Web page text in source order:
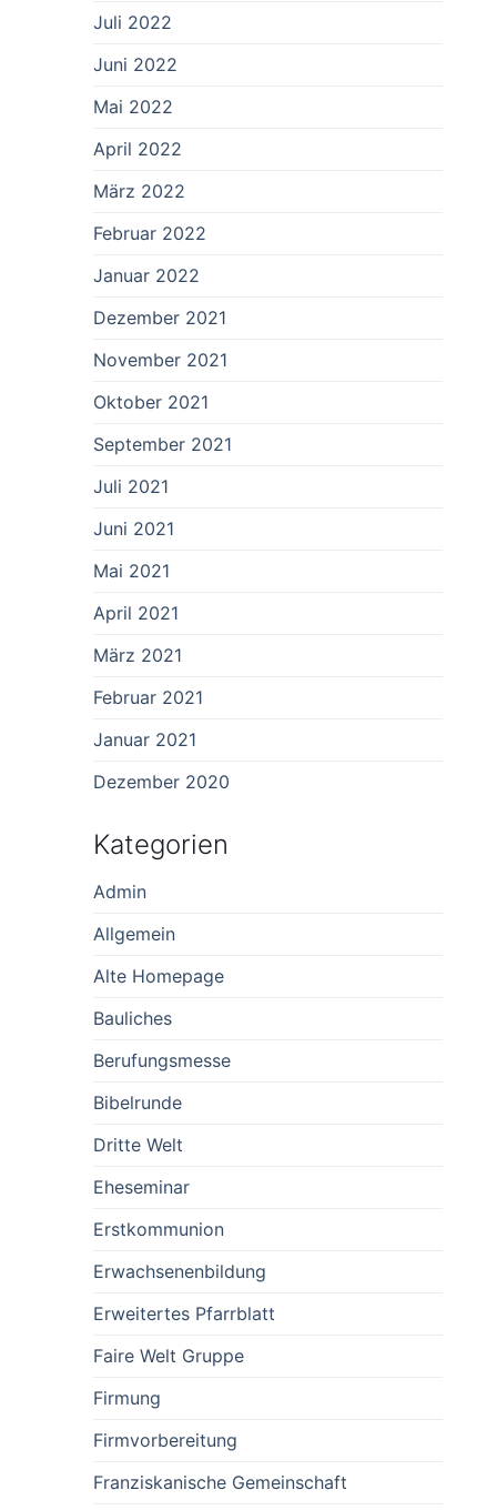
Juli 2022
Juni 2022
Mai 2022
April 2022
März 2022
Februar 2022
Januar 2022
Dezember 2021
November 2021
Oktober 2021
September 2021
Juli 2021
Juni 2021
Mai 2021
April 2021
März 2021
Februar 2021
Januar 2021
Dezember 2020
Kategorien
Admin
Allgemein
Alte Homepage
Bauliches
Berufungsmesse
Bibelrunde
Dritte Welt
Eheseminar
Erstkommunion
Erwachsenenbildung
Erweitertes Pfarrblatt
Faire Welt Gruppe
Firmung
Firmvorbereitung
Franziskanische Gemeinschaft